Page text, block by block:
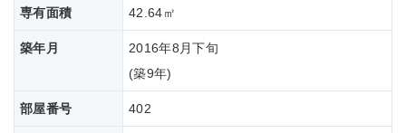
専有面積 42.64㎡
築年月
2016年8月下旬
(築9年)
部屋番号 402